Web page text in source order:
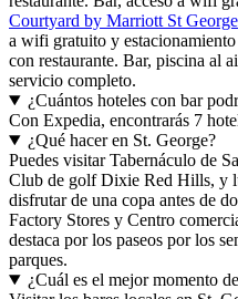
Courtyard by Marriott St George
a wifi gratuito y estacionamiento
con restaurante. Bar, piscina al
servicio completo.
¿Cuántos hoteles con bar
Con Expedia, encontrarás 7
¿Qué hacer en St. George?
Puedes visitar Tabernáculo de
Club de golf Dixie Red Hills, y
disfrutar de una copa antes de
Factory Stores y Centro
destaca por los paseos por los
parques.
¿Cuál es el mejor momento